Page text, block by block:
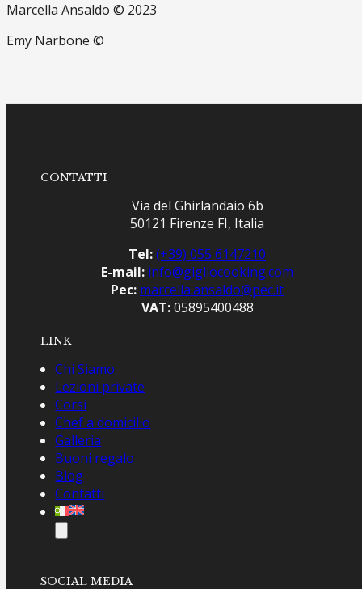
Marcella Ansaldo © 2023
Emy Narbone ©
CONTATTI
Via del Ghirlandaio 6b
50121 Firenze FI, Italia
Tel:(+39) 055 6147210
E-mail: info@gigliocooking.com
Pec: marcella.ansaldo@pec.it
VAT:05895400488
LINK
Chi Siamo
Lezioni private
Corsi
Chef a domicilio
Galleria
Buoni regalo
Blog
Contatti
SOCIAL MEDIA